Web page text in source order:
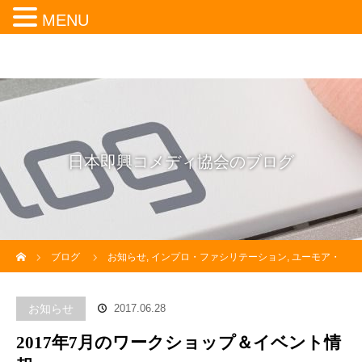
日本即興コメディ協会のブログ
ブログ
お知らせ, インプロ・ファシリテーション, ユーモア・
ント情報
お知らせ 2017.06.28
2017年7月のワークショップ＆イベント情
MENU